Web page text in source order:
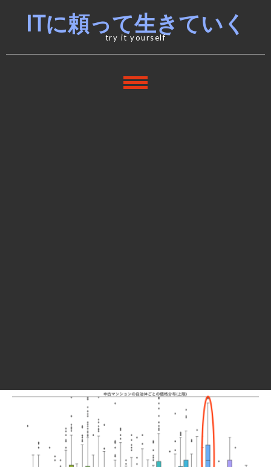
navigation
contentITに頼って生きていく
try it yourself